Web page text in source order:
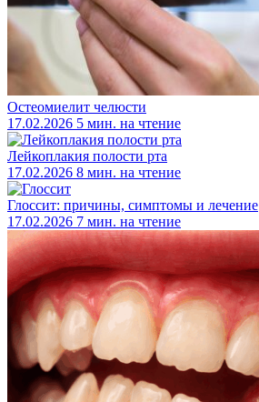
Остеомиелит челюсти
17.02.2026 5 мин. на чтение
Лейкоплакия полости рта
17.02.2026 8 мин. на чтение
Глоссит: причины, симптомы и лечение
17.02.2026 7 мин. на чтение